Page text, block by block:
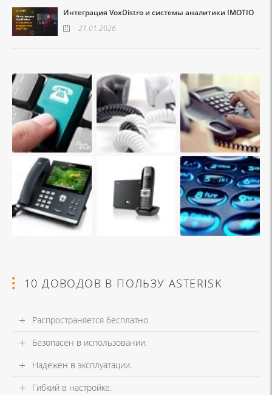
Интеграция VoxDistro и системы аналитики IMOTIO
21.01.2026
10 ДОВОДОВ В ПОЛЬЗУ ASTERISK
Распространяется бесплатно.
Безопасен в использовании.
Надежен в эксплуатации.
Гибкий в настройке.